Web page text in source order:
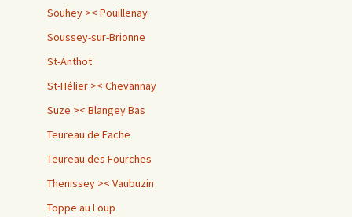
Souhey >< Pouillenay
Soussey-sur-Brionne
St-Anthot
St-Hélier >< Chevannay
Suze >< Blangey Bas
Teureau de Fache
Teureau des Fourches
Thenissey >< Vaubuzin
Toppe au Loup